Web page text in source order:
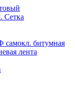
Сетка
самокл. битумная
лента